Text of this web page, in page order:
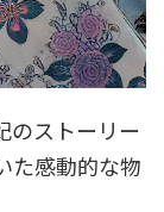
のストーリー
た感動的な物